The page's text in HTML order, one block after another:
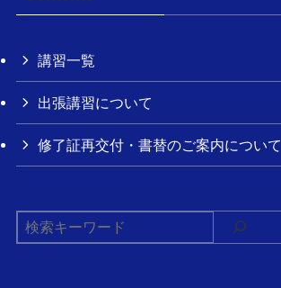
講習一覧
出張講習について
修了証再交付・書替のご案内について